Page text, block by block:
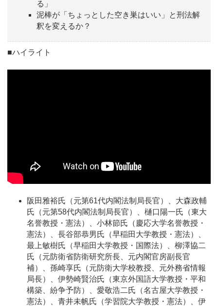
る」
泥棒が「ちょっとした空き巣はいい」と刑法解
釈を変えるか？
■ハイライト
阪田雅裕氏（元第61代内閣法制局長官）、大森政輔
氏（元第58代内閣法制局長官）、樋口陽一氏（東大
名誉教授・憲法）、小林節氏（慶応大学名誉教授・
憲法）、長谷部恭男氏（早稲田大学教授・憲法）、
最上敏樹氏（早稲田大学教授・国際法）、柳澤協二
氏（元防衛省防衛研究所長、元内閣官房副長官
補）、孫崎享氏（元防衛大学校教授、元外務省情報
局長）、伊勢崎賢治氏（東京外国語大学教授・平和
構築、紛争予防）、愛敬浩二氏（名古屋大学教授・
憲法）、青井未帆氏（学習院大学教授・憲法）、伊